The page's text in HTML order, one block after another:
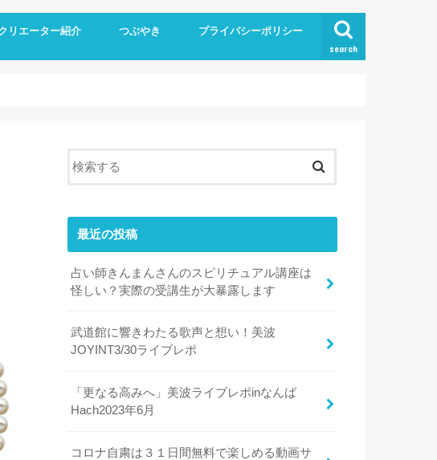
search
リエーター紹介 つぶやき プライバシーポリシー
最近の投稿
占い師きんまんさんのスピリチュアル講座は
怪しい？実際の受講生が大暴露します
武道館に響きわたる歌声と想い！美波
JOYINT3/30ライブレポ
「更なる高みへ」美波ライブレポinなんば
Hach2023年6月
コロナ自粛は３１日間無料で楽しめる動画サ